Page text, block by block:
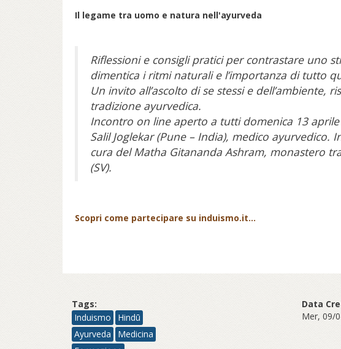
Il legame tra uomo e natura nell'ayurveda
Riflessioni e consigli pratici per contrastare uno
dimentica i ritmi naturali e l’importanza di tutto
Un invito all’ascolto di se stessi e dell’ambiente,
tradizione ayurvedica.
Incontro on line aperto a tutti domenica 13
Salil Joglekar (Pune – India), medico ayurvedico.
cura del Matha Gitananda Ashram, monastero
(SV).
Scopri come partecipare su induismo.it...
Tags:
Induismo
Hindū
Ayurveda
Medicina
Data
Mer, 09/